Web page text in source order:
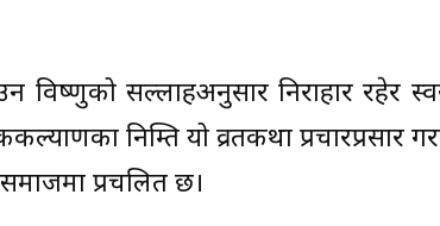
विष्णुको सल्लाहअनुसार निराहार रहेर
निम्ति यो व्रतकथा प्रचारप्रसार
प्रचलित छ।